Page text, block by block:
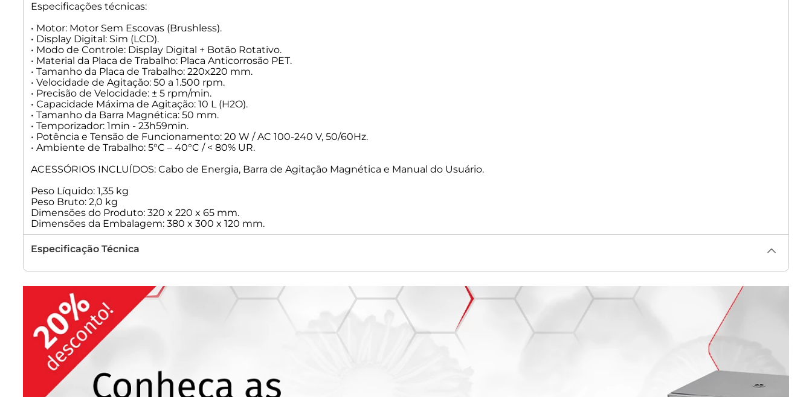
Especificações técnicas:
• Motor: Motor Sem Escovas (Brushless).
• Display Digital: Sim (LCD).
• Modo de Controle: Display Digital + Botão Rotativo.
• Material da Placa de Trabalho: Placa Anticorrosão PET.
• Tamanho da Placa de Trabalho: 220x220 mm.
• Velocidade de Agitação: 50 a 1.500 rpm.
• Precisão de Velocidade: ± 5 rpm/min.
• Capacidade Máxima de Agitação: 10 L (H2O).
• Tamanho da Barra Magnética: 50 mm.
• Temporizador: 1min - 23h59min.
• Potência e Tensão de Funcionamento: 20 W / AC 100-240 V, 50/60Hz.
• Ambiente de Trabalho: 5°C – 40°C / < 80% UR.
ACESSÓRIOS INCLUÍDOS: Cabo de Energia, Barra de Agitação Magnética e Manual do Usuário.
Peso Líquido: 1,35 kg
Peso Bruto: 2,0 kg
Dimensões do Produto: 320 x 220 x 65 mm.
Dimensões da Embalagem: 380 x 300 x 120 mm.
Especificação Técnica